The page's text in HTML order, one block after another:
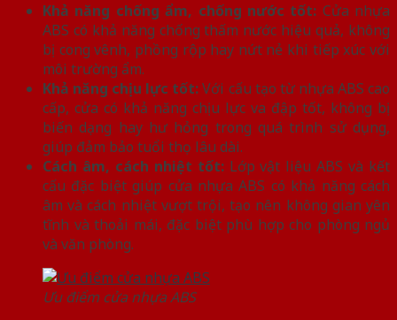
Khả năng chống ẩm, chống nước tốt: Cửa nhựa
ABS có khả năng chống thấm nước hiệu quả, không
bị cong vênh, phồng rộp hay nứt nẻ khi tiếp xúc với
môi trường ẩm.
Khả năng chịu lực tốt:Với cấu tạo từ nhựa ABS cao
cấp, cửa có khả năng chịu lực va đập tốt, không bị
biến dạng hay hư hỏng trong quá trình sử dụng,
giúp đảm bảo tuổi thọ lâu dài.
Cách âm, cách nhiệt tốt:Lớp vật liệu ABS và kết
cấu đặc biệt giúp cửa nhựa ABS có khả năng cách
âm và cách nhiệt vượt trội, tạo nên không gian yên
tĩnh và thoải mái, đặc biệt phù hợp cho phòng ngủ
và văn phòng.
Ưu điểm cửa nhựa ABS